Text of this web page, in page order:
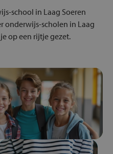
school in Laag Soeren
onderwijs-scholen in Laag
op een rijtje gezet.